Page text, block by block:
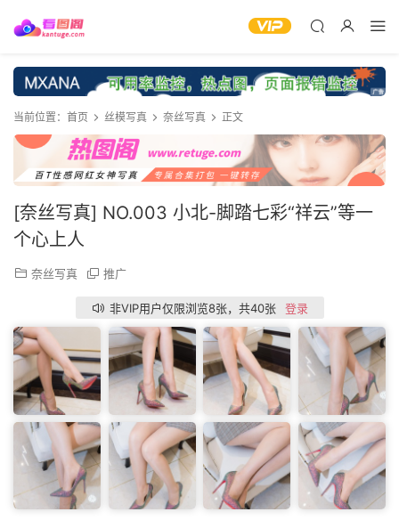
当前位置： 首页 丝模写真 奈丝写真 正文
[奈丝写真] NO.003 小北-脚踏七彩“祥云”等一
个心上人
奈丝写真 推广
非VIP用户仅限浏览8张，共40张 登录